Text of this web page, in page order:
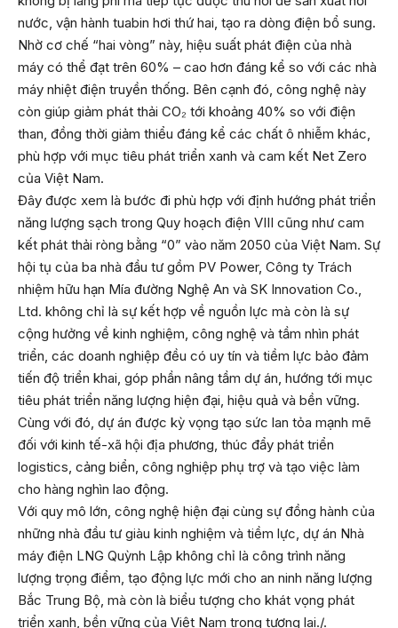
nước, vận hành tuabin hơi thứ hai, tạo ra dòng điện bổ sung.
Nhờ cơ chế “hai vòng” này, hiệu suất phát điện của nhà
máy có thể đạt trên 60% – cao hơn đáng kể so với các nhà
máy nhiệt điện truyền thống. Bên cạnh đó, công nghệ này
còn giúp giảm phát thải CO₂ tới khoảng 40% so với điện
than, đồng thời giảm thiểu đáng kể các chất ô nhiễm khác,
phù hợp với mục tiêu phát triển xanh và cam kết Net Zero
của Việt Nam.
Đây được xem là bước đi phù hợp với định hướng phát triển
năng lượng sạch trong Quy hoạch điện VIII cũng như cam
kết phát thải ròng bằng “0” vào năm 2050 của Việt Nam. Sự
hội tụ của ba nhà đầu tư gồm PV Power, Công ty Trách
nhiệm hữu hạn Mía đường Nghệ An và SK Innovation Co.,
Ltd. không chỉ là sự kết hợp về nguồn lực mà còn là sự
cộng hưởng về kinh nghiệm, công nghệ và tầm nhìn phát
triển, các doanh nghiệp đều có uy tín và tiềm lực bảo đảm
tiến độ triển khai, góp phần nâng tầm dự án, hướng tới mục
tiêu phát triển năng lượng hiện đại, hiệu quả và bền vững.
Cùng với đó, dự án được kỳ vọng tạo sức lan tỏa mạnh mẽ
đối với kinh tế-xã hội địa phương, thúc đẩy phát triển
logistics, cảng biển, công nghiệp phụ trợ và tạo việc làm
cho hàng nghìn lao động.
Với quy mô lớn, công nghệ hiện đại cùng sự đồng hành của
những nhà đầu tư giàu kinh nghiệm và tiềm lực, dự án Nhà
máy điện LNG Quỳnh Lập không chỉ là công trình năng
lượng trọng điểm, tạo động lực mới cho an ninh năng lượng
Bắc Trung Bộ, mà còn là biểu tượng cho khát vọng phát
triển xanh, bền vững của Việt Nam trong tương lai./.